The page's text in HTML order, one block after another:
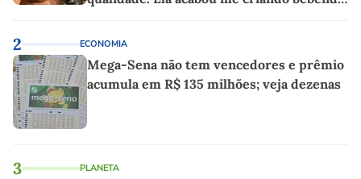
2 ECONOMIA
Mega-Sena não tem vencedores e prêmio
acumula em R$ 135 milhões; veja dezenas
3 PLANETA